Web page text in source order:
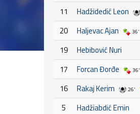
11
Hadžidedić Leon
20 Haljevac Ajan 36'
19
Hebibović Nuri
17
Forcan Đorđe 36'
16 Rakaj Kerim 26'
5
Hadžiabdić Emin